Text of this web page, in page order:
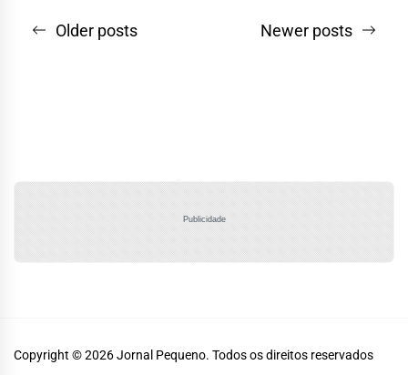
Navegação
Older posts Newer posts
Publicidade
Copyright © 2026Jornal Pequeno. Todos os direitos reservados